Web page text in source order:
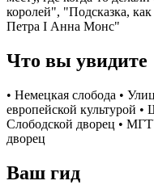
королей", "Подсказка,
Петра I Анна Монс"
Что вы увидите
• Немецкая слобода •
европейской культурой
Слободской дворец •
дворец
Ваш гид